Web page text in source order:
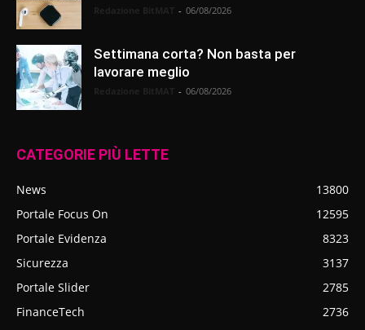
- 06/08/2026
Settimana corta? Non basta per
lavorare meglio
- 06/08/2026
CATEGORIE PIÙ LETTE
News
13800
Portale Focus On
12595
Portale Evidenza
8323
Sicurezza
3137
Portale Slider
2785
FinanceTech
2736